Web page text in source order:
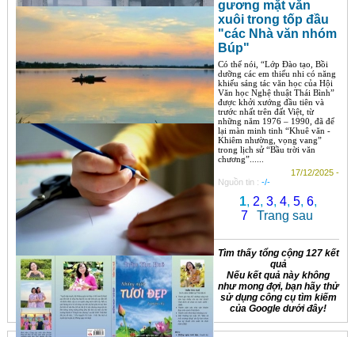
gương mặt văn
xuôi trong tốp đầu
"các Nhà văn nhóm
Búp"
Có thể nói, “Lớp Đào tạo, Bồi
dưỡng các em thiếu nhi có năng
khiếu sáng tác văn học của Hội
Văn học Nghệ thuật Thái Bình”
được khởi xướng đầu tiên và
trước nhất trên đất Việt, từ
những năm 1976 – 1990, đã để
lại màn minh tinh “Khuê văn -
Khiêm nhường, vọng vang”
trong lịch sử “Bầu trời văn
chương”......
17/12/2025 -
Nguồn tin : -/-
1,2,3,4,5,6,
7
Trang sau
Tìm thấy tổng cộng 127 kết
quả
Nếu kết quả này không
như mong đợi, bạn hãy thử
sử dụng công cụ tìm kiếm
của Google dưới đây!